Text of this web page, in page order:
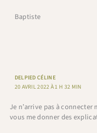
Baptiste
DELPIED CÉLINE
20 AVRIL 2022 À 1 H 32 MIN
Je n’arrive pas à connecter
vous me donner des